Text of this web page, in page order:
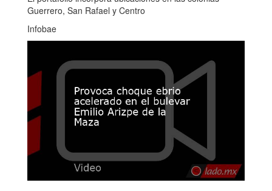
Guerrero, San Rafael y Centro
Infobae